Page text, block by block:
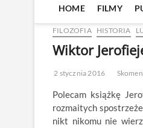
HOME FILMY
FILOZOFIA HISTORIA
Wiktor
2 stycznia 2016
Polecam książkę
rozmaitych
nikt nikomu nie